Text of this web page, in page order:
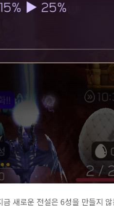
새로운 전설은 6성을 만들지